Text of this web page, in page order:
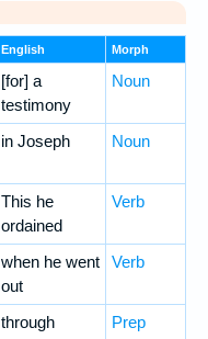
English Morph
[for] a
testimony
Noun
in Joseph Noun
This he
ordained
Verb
when he went
out
Verb
through Prep